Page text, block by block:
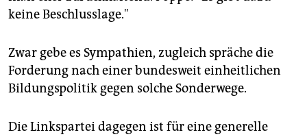
keine Beschlusslage."
Zwar gebe es Sympathien, zugleich spräche die
Forderung nach einer bundesweit einheitlichen
Bildungspolitik gegen solche Sonderwege.
Die Linkspartei dagegen ist für eine generelle